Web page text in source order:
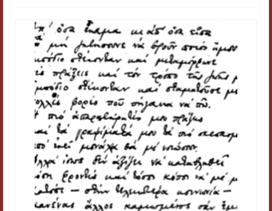
I Deug-Su
Statuto
Relazioni sulle attività
Accordi di cooperazione
Ricerca
Cultura coreana
Koreanische Literatur und Kultur